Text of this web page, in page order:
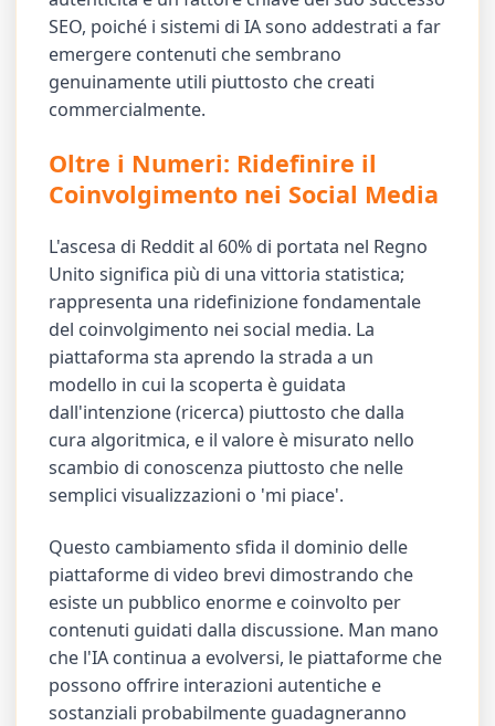
SEO, poiché i sistemi di IA sono addestrati a far
emergere contenuti che sembrano
genuinamente utili piuttosto che creati
commercialmente.
Oltre i Numeri: Ridefinire il
Coinvolgimento nei Social Media
L'ascesa di Reddit al 60% di portata nel Regno
Unito significa più di una vittoria statistica;
rappresenta una ridefinizione fondamentale
del coinvolgimento nei social media. La
piattaforma sta aprendo la strada a un
modello in cui la scoperta è guidata
dall'intenzione (ricerca) piuttosto che dalla
cura algoritmica, e il valore è misurato nello
scambio di conoscenza piuttosto che nelle
semplici visualizzazioni o 'mi piace'.
Questo cambiamento sfida il dominio delle
piattaforme di video brevi dimostrando che
esiste un pubblico enorme e coinvolto per
contenuti guidati dalla discussione. Man mano
che l'IA continua a evolversi, le piattaforme che
possono offrire interazioni autentiche e
sostanziali probabilmente guadagneranno